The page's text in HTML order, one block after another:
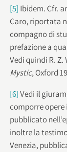
[5] Ibidem. Cfr.
Caro, riportata
compagno di
prefazione a
Vedi quindi R. Z.
Mystic, Oxford
[6]Vedi il
comporre opere
pubblicato
inoltre la
Venezia,